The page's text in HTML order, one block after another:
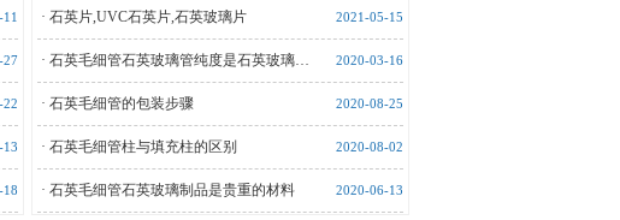
27
22
13
18
2021-05-15
· 石英片,UVC石英片,石英玻璃片
2020-03-16
· 石英毛细管石英玻璃管纯度是石英玻璃…
2020-08-25
· 石英毛细管的包装步骤
2020-08-02
· 石英毛细管柱与填充柱的区别
2020-06-13
· 石英毛细管石英玻璃制品是贵重的材料